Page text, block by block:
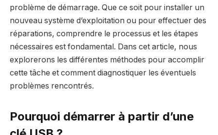
problème de démarrage. Que ce soit pour installer un
nouveau système d’exploitation ou pour effectuer des
réparations, comprendre le processus et les étapes
nécessaires est fondamental. Dans cet article, nous
explorerons les différentes méthodes pour accomplir
cette tâche et comment diagnostiquer les éventuels
problèmes rencontrés.
Pourquoi démarrer à partir d’une